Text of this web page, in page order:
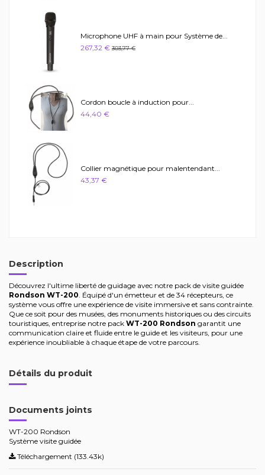
Microphone UHF à main pour Système de...
267,32 € 303,77 €
Cordon boucle à induction pour...
44,40 €
Collier magnétique pour malentendant...
43,37 €
Description
Découvrez l'ultime liberté de guidage avec notre pack de visite guidée
Rondson WT-200. Équipé d'un émetteur et de 34 récepteurs, ce
système vous offre une expérience de visite immersive et sans contrainte.
Que ce soit pour des musées, des monuments historiques ou des circuits
touristiques, entreprise notre pack WT-200 Rondson garantit une
communication claire et fluide entre le guide et les visiteurs, pour une
expérience inoubliable à chaque étape de votre parcours.
Détails du produit
Documents joints
WT-200 Rondson
Système visite guidée
Téléchargement (133.43k)